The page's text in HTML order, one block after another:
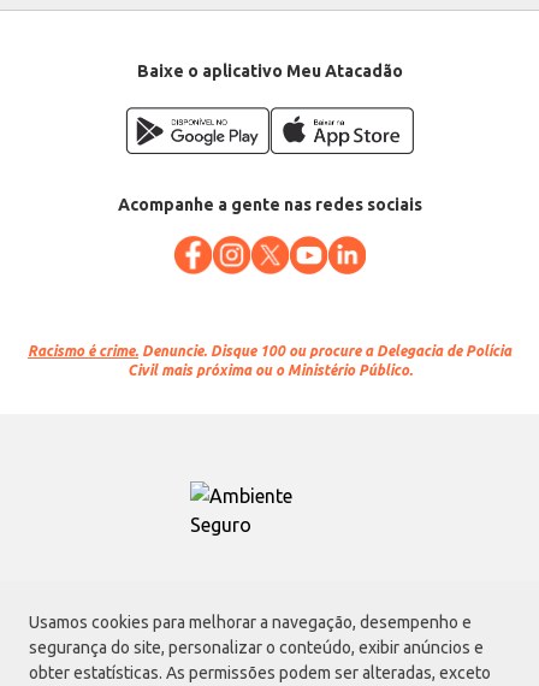
Usamos cookies para melhorar a navegação, desempenho e
segurança do site, personalizar o conteúdo, exibir anúncios e
obter estatísticas. As permissões podem ser alteradas, exceto
Baixe o aplicativo Meu Atacadão
Acompanhe a gente nas redes sociais
Racismo é crime. Denuncie. Disque 100 ou procure a Delegacia de Polícia
Civil mais próxima ou o Ministério Público.
Atacadão S.A.
Avenida Morvan Dias de Figueiredo, 6169, Vila Maria, São Paulo - SP | CEP
02170-901 | CNPJ: 75.315.333/0001-09